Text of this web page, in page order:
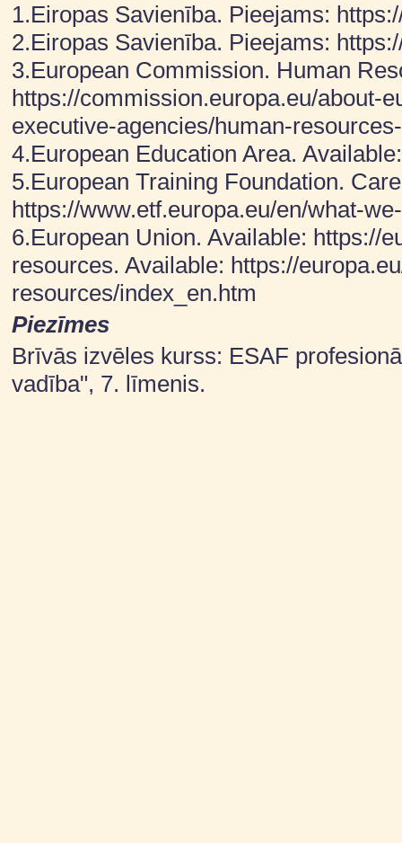
1.Eiropas Savienība. Pieejams:
2.Eiropas Savienība. Pieejams:
3.European Commission. Human
https://commission.europa.eu/about-
executive-agencies/human-
4.European Education Area.
5.European Training Foundation.
https://www.etf.europa.eu/en/what-
6.European Union. Available: https://
resources. Available: https://
resources/index_en.htm
Piezīmes
Brīvās izvēles kurss: ESAF
vadība", 7. līmenis.